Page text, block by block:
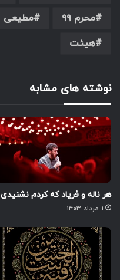
محرم ۹۹
مطیعی
هیئت
نوشته های مشابه
هر ناله و فریاد که کردم نشنیدی
۱ مرداد ۱۴۰۳